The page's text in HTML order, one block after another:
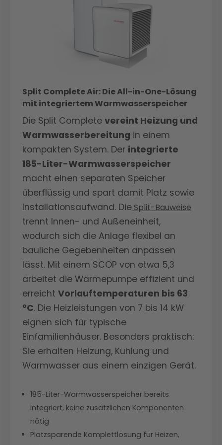
Sicherheit in kalten Winternächten.
Wetterbedingungen. Der starke 9 kW
Heizstab sorgt für zusätzliche
Sicherheit in kalten Winternächten.
Split Complete Air: Die All-in-One-Lösung
mit integriertem Warmwasserspeicher
Die Split Complete vereint Heizung und
Warmwasserbereitung in einem
kompakten System. Der integrierte
185-Liter-Warmwasserspeicher
macht einen separaten Speicher
überflüssig und spart damit Platz sowie
Installationsaufwand. Die Split-Bauweise
trennt Innen- und Außeneinheit,
wodurch sich die Anlage flexibel an
bauliche Gegebenheiten anpassen
lässt. Mit einem SCOP von etwa 5,3
arbeitet die Wärmepumpe effizient und
erreicht Vorlauftemperaturen bis 63
°C. Die Heizleistungen von 7 bis 14 kW
eignen sich für typische
Einfamilienhäuser. Besonders praktisch:
Sie erhalten Heizung, Kühlung und
Warmwasser aus einem einzigen Gerät.
185-Liter-Warmwasserspeicher bereits
integriert, keine zusätzlichen Komponenten
nötig
Platzsparende Komplettlösung für Heizen,